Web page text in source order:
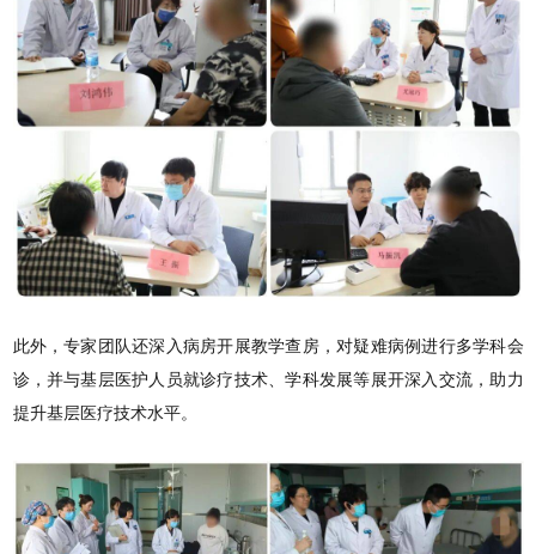
此外，专家团队还深入病房开展教学查房，对疑难病例进行多学科会
诊，并与基层医护人员就诊疗技术、学科发展等展开深入交流，助力
提升基层医疗技术水平。